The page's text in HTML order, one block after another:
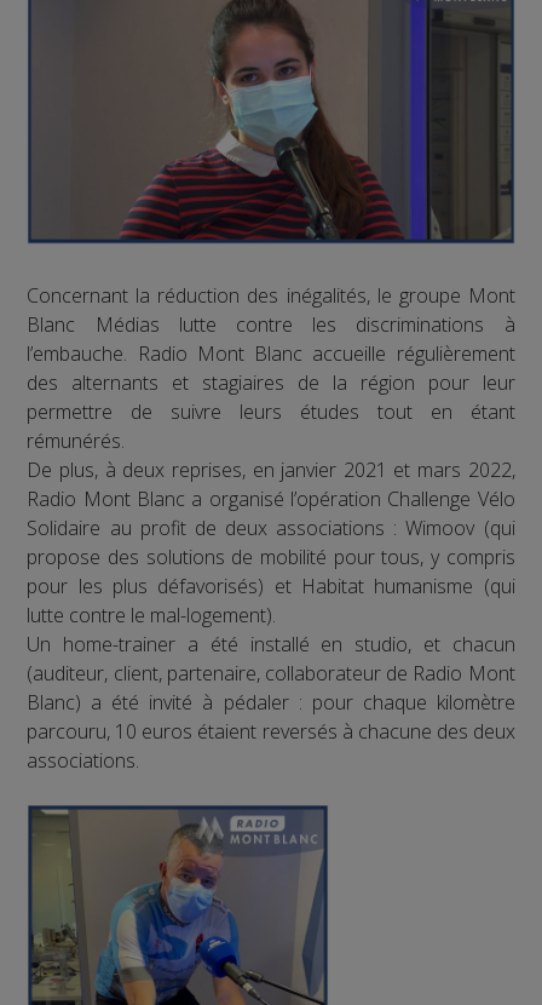
Concernant la réduction des inégalités, le groupe Mont
Blanc Médias lutte contre les discriminations à
l’embauche. Radio Mont Blanc accueille régulièrement
des alternants et stagiaires de la région pour leur
permettre de suivre leurs études tout en étant
rémunérés.
De plus, à deux reprises, en janvier 2021 et mars 2022,
Radio Mont Blanc a organisé l’opération Challenge Vélo
Solidaire au profit de deux associations : Wimoov (qui
propose des solutions de mobilité pour tous, y compris
pour les plus défavorisés) et Habitat humanisme (qui
lutte contre le mal-logement).
Un home-trainer a été installé en studio, et chacun
(auditeur, client, partenaire, collaborateur de Radio Mont
Blanc) a été invité à pédaler : pour chaque kilomètre
parcouru, 10 euros étaient reversés à chacune des deux
associations.